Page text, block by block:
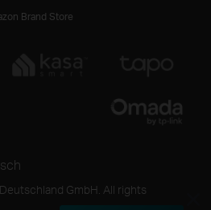
Brand Store
GmbH. All rights